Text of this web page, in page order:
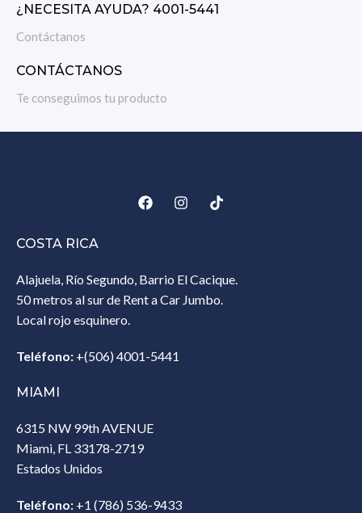
¿NECESITA AYUDA? 4001-5441
Contáctanos
CONTÁCTANOS
Te conseguimos tu producto
COSTA RICA
Alajuela, Río Segundo, Barrio El Cacique.
50 metros al sur de Rent a Car Jumbo.
Local rojo esquinero.
Teléfono: +(506) 4001-5441
MIAMI
6315 NW 99th AVENUE
Miami, FL 33178-2719
Estados Unidos‎
Teléfono: +1 (786) 536-9433‎